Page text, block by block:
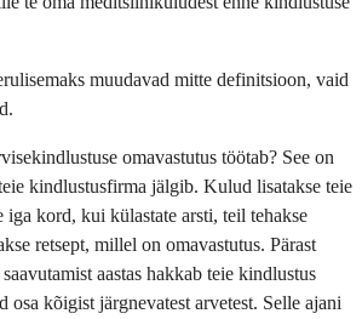
muudavad mitte definitsioon, vaid
omavastutus töötab? See on
kindlustusfirma jälgib. Kulud lisatakse teie
iga kord, kui külastate arsti, teil tehakse
retsept, millel on omavastutus. Pärast
aastas hakkab teie kindlustus
osa kõigist järgnevatest arvetest. Selle ajani